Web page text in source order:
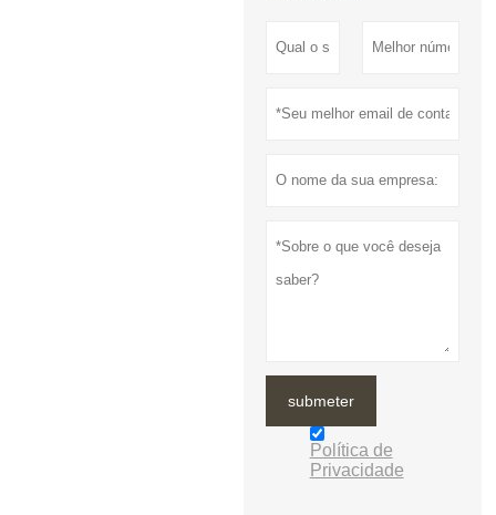
submeter
Política de
Privacidade